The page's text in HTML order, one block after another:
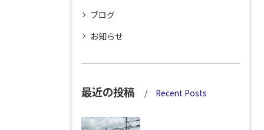
ブログ
お知らせ
最近の投稿 Recent Posts